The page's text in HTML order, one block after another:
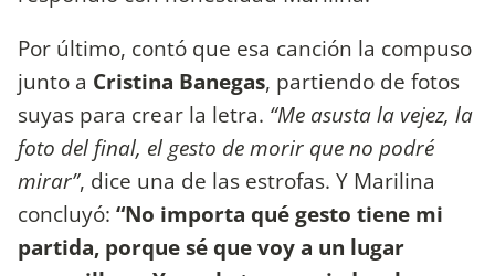
Por último, contó que esa canción la compuso
junto a Cristina Banegas, partiendo de fotos
suyas para crear la letra. “Me asusta la vejez, la
foto del final, el gesto de morir que no podré
mirar”, dice una de las estrofas. Y Marilina
concluyó: “No importa qué gesto tiene mi
partida, porque sé que voy a un lugar